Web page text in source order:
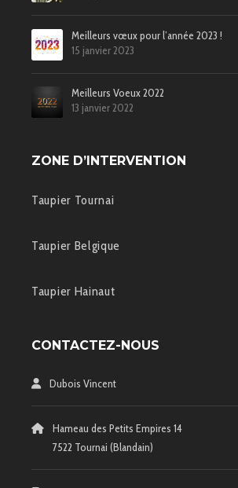
Meilleurs vœux pour l’année 2023 !
15 janvier 2023
Meilleurs Voeux 2022
13 janvier 2022
ZONE D’INTERVENTION
Taupier Tournai
Taupier Belgique
Taupier Hainaut
CONTACTEZ-NOUS
Dubois Vincent
Hameau des Petits Empires 14
7522 Tournai (Blandain)